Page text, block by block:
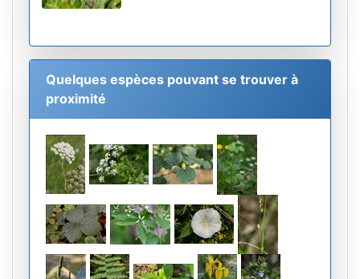
Quelques espèces pouvant se trouver à
proximité